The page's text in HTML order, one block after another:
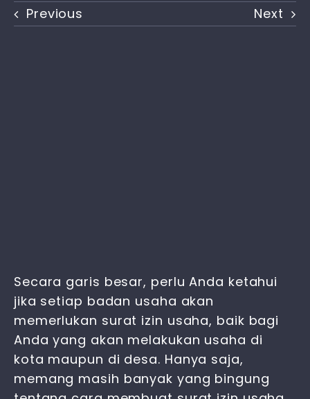
Previous Next
Secara garis besar, perlu Anda ketahui
jika setiap badan usaha akan
memerlukan surat izin usaha, baik bagi
Anda yang akan melakukan usaha di
kota maupun di desa. Hanya saja,
memang masih banyak yang bingung